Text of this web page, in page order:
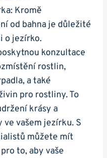
Kromě
‌od bahna je ‍důležité
o jezírko.
konzultace
rostlin,
a také
pro rostliny. To
krásy a
vašem⁢ jezírku. S
​můžete ‍mít
to,⁣ aby vaše